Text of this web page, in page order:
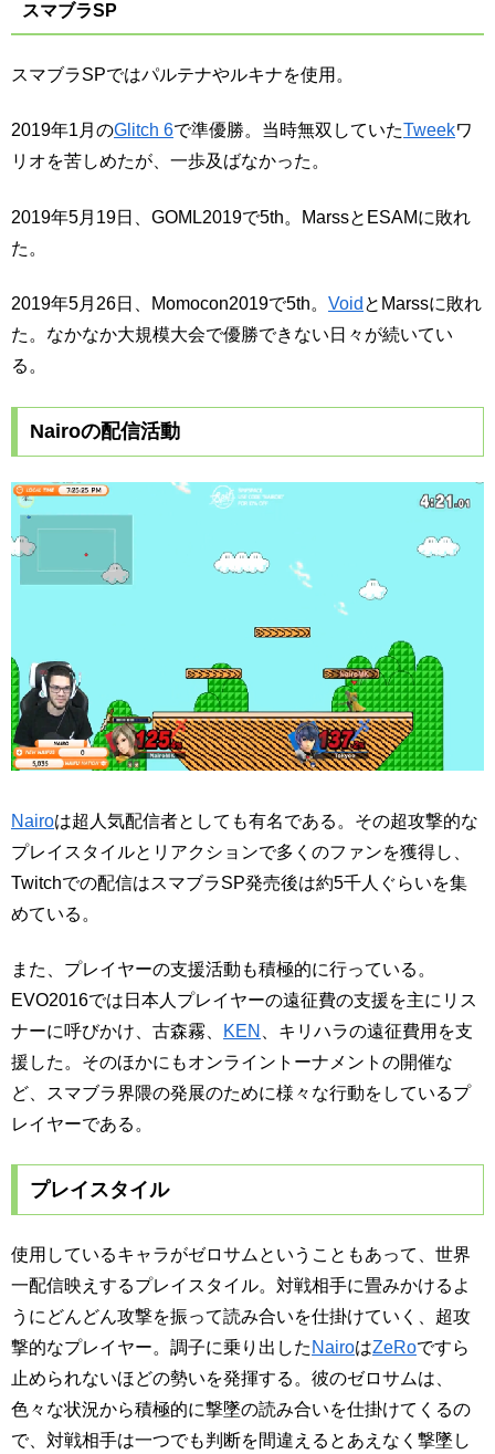
スマブラSP
スマブラSPではパルテナやルキナを使用。
2019年1月のGlitch 6で準優勝。当時無双していたTweekワ
リオを苦しめたが、一歩及ばなかった。
2019年5月19日、GOML2019で5th。MarssとESAMに敗れ
た。
2019年5月26日、Momocon2019で5th。 Void とMarssに敗れ
た。なかなか大規模大会で優勝できない日々が続いてい
る。
Nairoの配信活動
Nairoは超人気配信者としても有名である。その超攻撃的な
プレイスタイルとリアクションで多くのファンを獲得し、
Twitchでの配信はスマブラSP発売後は約5千人ぐらいを集
めている。
また、プレイヤーの支援活動も積極的に行っている。
EVO2016では日本人プレイヤーの遠征費の支援を主にリス
ナーに呼びかけ、古森霧、
KEN
、キリハラの遠征費用を支
援した。そのほかにもオンライントーナメントの開催な
ど、スマブラ界隈の発展のために様々な行動をしているプ
レイヤーである。
プレイスタイル
使用しているキャラがゼロサムということもあって、世界
一配信映えするプレイスタイル。対戦相手に畳みかけるよ
うにどんどん攻撃を振って読み合いを仕掛けていく、超攻
撃的なプレイヤー。調子に乗り出した NairoはZeRoですら
止められないほどの勢いを発揮する。彼のゼロサムは、
色々な状況から積極的に撃墜の読み合いを仕掛けてくるの
で、対戦相手は一つでも判断を間違えるとあえなく撃墜し